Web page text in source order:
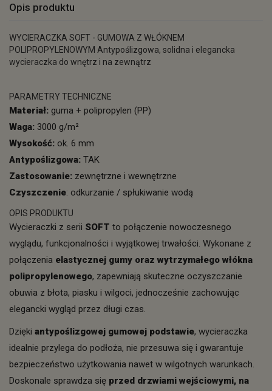
Opis produktu
WYCIERACZKA SOFT - GUMOWA Z WŁÓKNEM
POLIPROPYLENOWYM Antypoślizgowa, solidna i elegancka
wycieraczka do wnętrz i na zewnątrz
PARAMETRY TECHNICZNE
Materiał: guma + polipropylen (PP)
Waga: 3000 g/m²
Wysokość: ok. 6 mm
Antypoślizgowa: TAK
Zastosowanie: zewnętrzne i wewnętrzne
Czyszczenie: odkurzanie / spłukiwanie wodą
OPIS PRODUKTU
Wycieraczki z serii SOFT to połączenie nowoczesnego
wyglądu, funkcjonalności i wyjątkowej trwałości. Wykonane z
połączenia elastycznej gumy oraz wytrzymałego włókna
polipropylenowego, zapewniają skuteczne oczyszczanie
obuwia z błota, piasku i wilgoci, jednocześnie zachowując
elegancki wygląd przez długi czas.
Dzięki antypoślizgowej gumowej podstawie, wycieraczka
idealnie przylega do podłoża, nie przesuwa się i gwarantuje
bezpieczeństwo użytkowania nawet w wilgotnych warunkach.
Doskonale sprawdza się przed drzwiami wejściowymi, na